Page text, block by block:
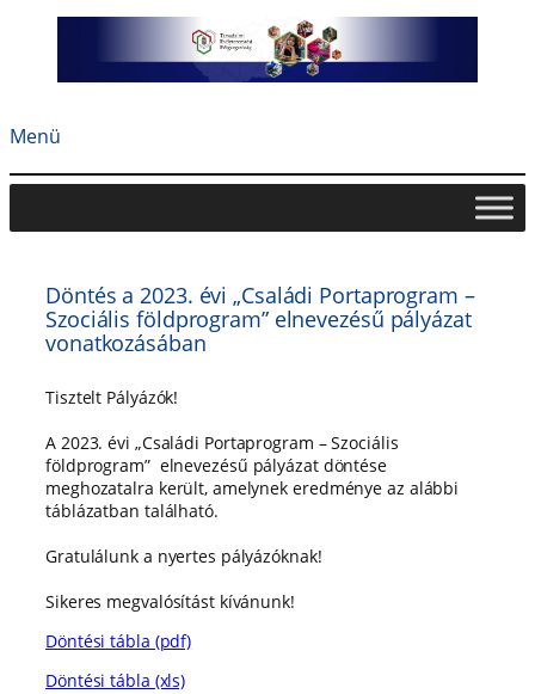
Menü
Döntés a 2023. évi „Családi Portaprogram –
Szociális földprogram” elnevezésű pályázat
vonatkozásában
Tisztelt Pályázók!
A 2023. évi „Családi Portaprogram – Szociális
földprogram” elnevezésű pályázat döntése
meghozatalra került, amelynek eredménye az alábbi
táblázatban található.
Gratulálunk a nyertes pályázóknak!
Sikeres megvalósítást kívánunk!
Döntési tábla (pdf)
Döntési tábla (xls)